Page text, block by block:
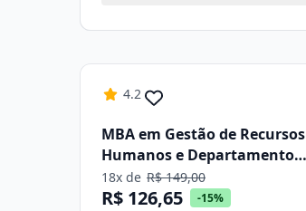
4.2
MBA em Gestão de Recursos
Humanos e Departamento
Pessoal
18x de R$ 149,00
R$ 126,65 -15%